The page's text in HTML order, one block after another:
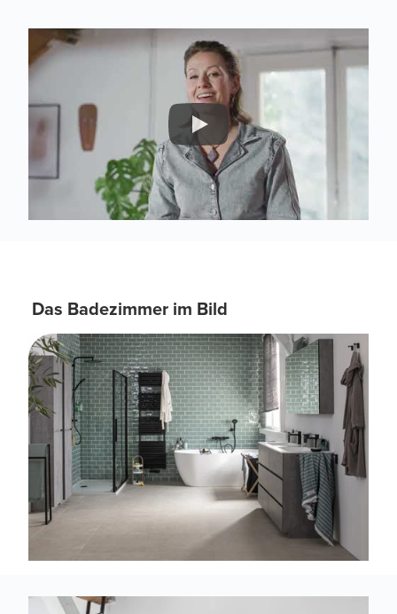
Das Badezimmer im Bild